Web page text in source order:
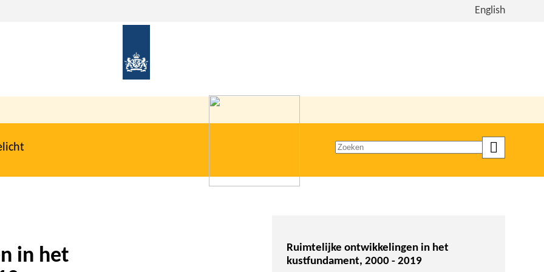
Bekijk
English
Zoeken
in het
Ruimtelijke ontwikkelingen in het
kustfundament, 2000 - 2019